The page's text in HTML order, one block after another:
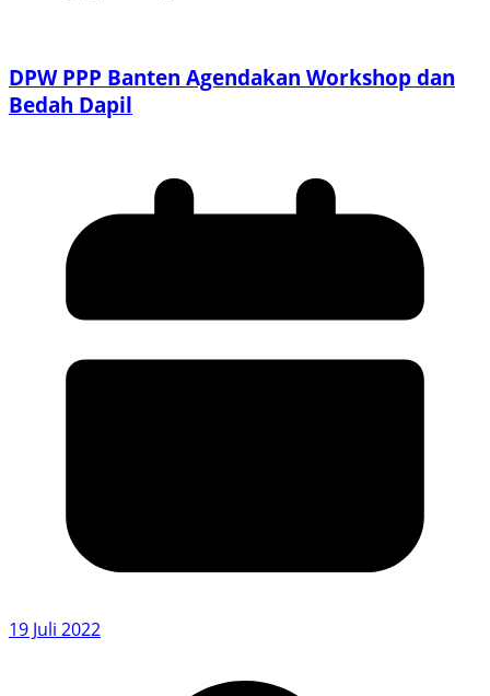
DPW PPP Banten Agendakan Workshop dan
Bedah Dapil
19 Juli 2022